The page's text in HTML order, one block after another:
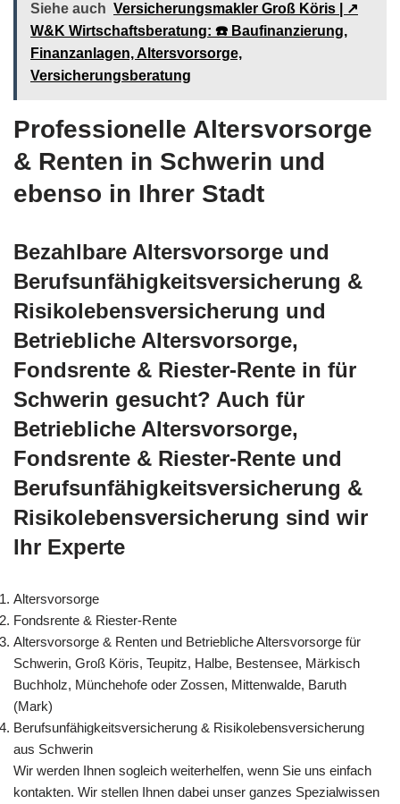
Siehe auch Versicherungsmakler Groß Köris | ↗️
W&K Wirtschaftsberatung: ☎️ Baufinanzierung,
Finanzanlagen, Altersvorsorge,
Versicherungsberatung
Professionelle Altersvorsorge
& Renten in Schwerin und
ebenso in Ihrer Stadt
Bezahlbare Altersvorsorge und
Berufsunfähigkeitsversicherung &
Risikolebensversicherung und
Betriebliche Altersvorsorge,
Fondsrente & Riester-Rente in für
Schwerin gesucht? Auch für
Betriebliche Altersvorsorge,
Fondsrente & Riester-Rente und
Berufsunfähigkeitsversicherung &
Risikolebensversicherung sind wir
Ihr Experte
Altersvorsorge
Fondsrente & Riester-Rente
Altersvorsorge & Renten und Betriebliche Altersvorsorge für
Schwerin, Groß Köris, Teupitz, Halbe, Bestensee, Märkisch
Buchholz, Münchehofe oder Zossen, Mittenwalde, Baruth
(Mark)
Berufsunfähigkeitsversicherung & Risikolebensversicherung
aus Schwerin
Wir werden Ihnen sogleich weiterhelfen, wenn Sie uns einfach
kontakten. Wir stellen Ihnen dabei unser ganzes Spezialwissen